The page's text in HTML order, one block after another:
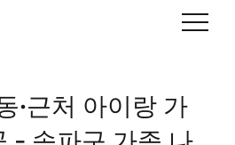
·근처 아이랑 가